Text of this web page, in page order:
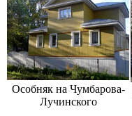
Особняк на Чумбарова-
Лучинского